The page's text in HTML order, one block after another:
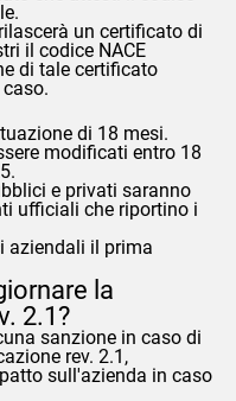
un certificato di
il codice NACE
di tale certificato
di 18 mesi.
modificati entro 18
e privati saranno
ufficiali che riportino i
aziendali il prima
la
2.1?
sanzione in caso di
rev. 2.1,
sull'azienda in caso